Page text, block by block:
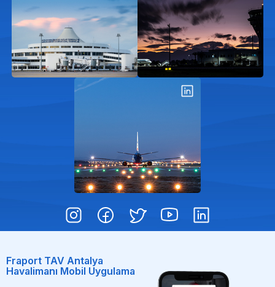
Fraport TAV Antalya
Havalimanı Mobil Uygulama